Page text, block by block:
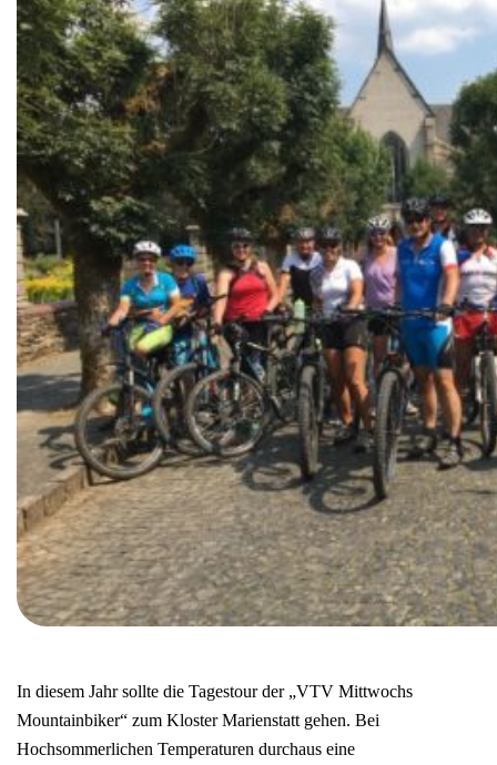
In diesem Jahr sollte die Tagestour der „VTV Mittwochs
Mountainbiker“ zum Kloster Marienstatt gehen. Bei
Hochsommerlichen Temperaturen durchaus eine